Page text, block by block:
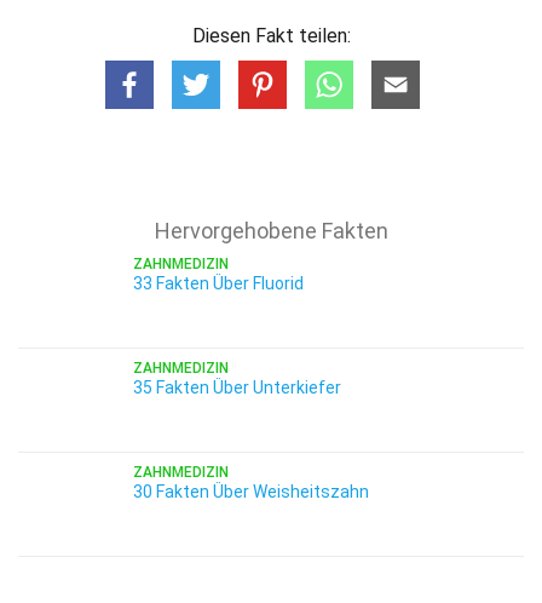
Diesen Fakt teilen:
Hervorgehobene Fakten
ZAHNMEDIZIN
33 Fakten Über Fluorid
ZAHNMEDIZIN
35 Fakten Über Unterkiefer
ZAHNMEDIZIN
30 Fakten Über Weisheitszahn